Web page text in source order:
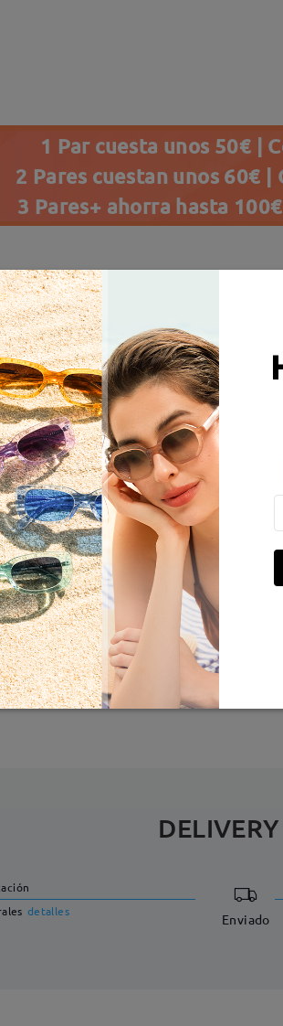
1 Par cuesta unos 50€ |
2 Pares cuestan unos 60€ |
3 Pares+ ahorra hasta
de la montura: 128 mm Paqueño)
de resorte: No
DELIVERY
detalles Enviado